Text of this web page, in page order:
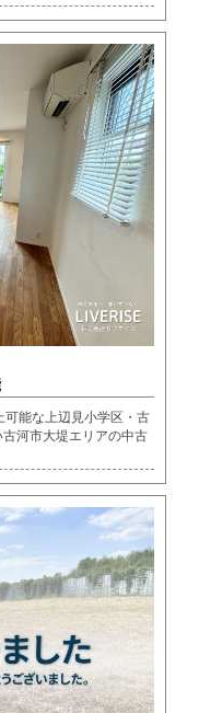
能な上辺見小学区・古
河市大堤エリアの中古